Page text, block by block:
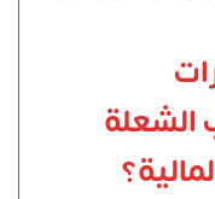
الشعلة